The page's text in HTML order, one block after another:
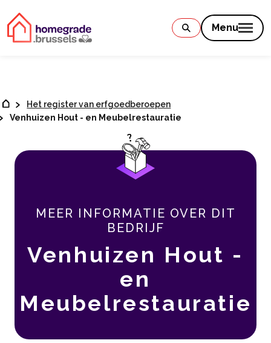
Menu
Het register van erfgoedberoepen
Venhuizen Hout - en Meubelrestauratie
MEER INFORMATIE OVER DIT
BEDRIJF
Venhuizen Hout -
en
Meubelrestauratie